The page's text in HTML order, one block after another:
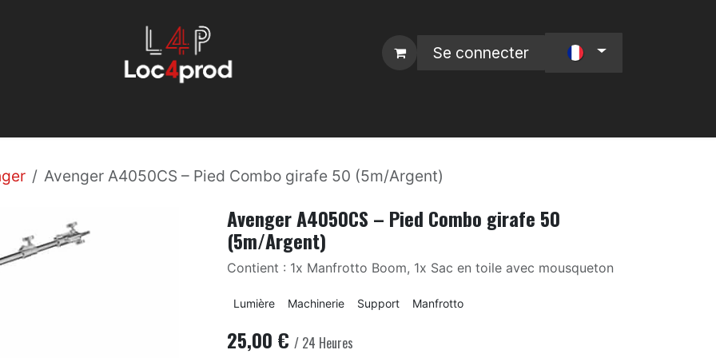
Se connecter
Avenger A4050CS – Pied Combo girafe 50 (5m/Argent)
Avenger A4050CS – Pied Combo girafe 50
(5m/Argent)
Contient : 1x Manfrotto Boom, 1x Sac en toile avec mousqueton
Lumière Machinerie Support Manfrotto
25,00 € / 24 Heures